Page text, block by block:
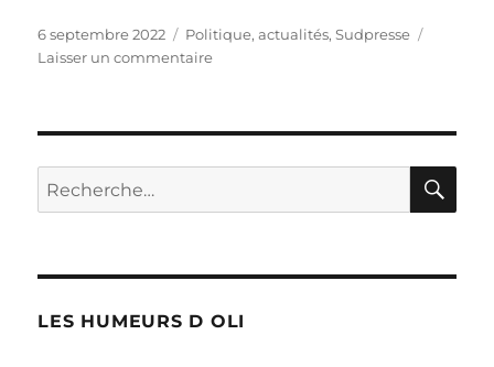
Publié
le
6 septembre 2022 Catégories
Politique, actualités,Sudpresse
Laisser un commentairesur
Downing
Recherche
pour :
LES HUMEURS D OLI